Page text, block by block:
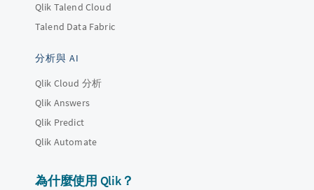
Qlik Talend Cloud
Talend Data Fabric
分析與 AI
Qlik Cloud 分析
Qlik Answers
Qlik Predict
Qlik Automate
為什麼使用 Qlik？